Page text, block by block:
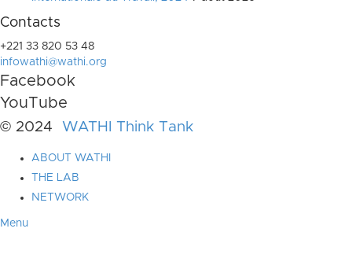
Contacts
+221 33 820 53 48
infowathi@wathi.org
Facebook
YouTube
© 2024 WATHI Think Tank
ABOUT WATHI
THE LAB
NETWORK
Menu